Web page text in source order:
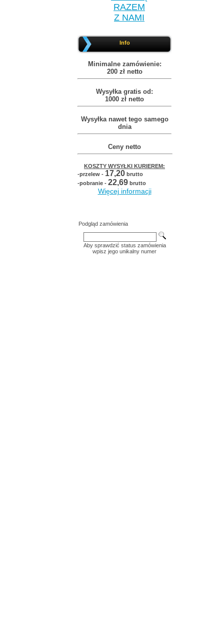
RAZEM
Z NAMI
Info
Minimalne zamówienie:
200 zł netto
Wysyłka gratis od:
1000 zł netto
Wysyłka nawet tego samego
dnia
Ceny netto
KOSZTY WYSYŁKI KURIEREM:
-przelew - 17,20 brutto
-pobranie - 22,69 brutto
Więcej informacji
Podgląd zamówienia
Aby sprawdzić status zamówienia
wpisz jego unikalny numer